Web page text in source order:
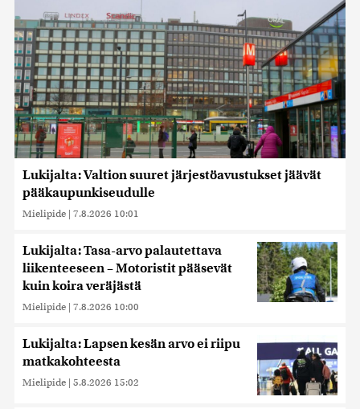
Lukijalta: Valtion suuret järjestöavustukset jäävät
pääkaupunkiseudulle
Mielipide | 7.8.2026 10:01
Lukijalta: Tasa-arvo palautettava
liikenteeseen – Motoristit pääsevät
kuin koira veräjästä
Mielipide | 7.8.2026 10:00
Lukijalta: Lapsen kesän arvo ei riipu
matkakohteesta
Mielipide | 5.8.2026 15:02